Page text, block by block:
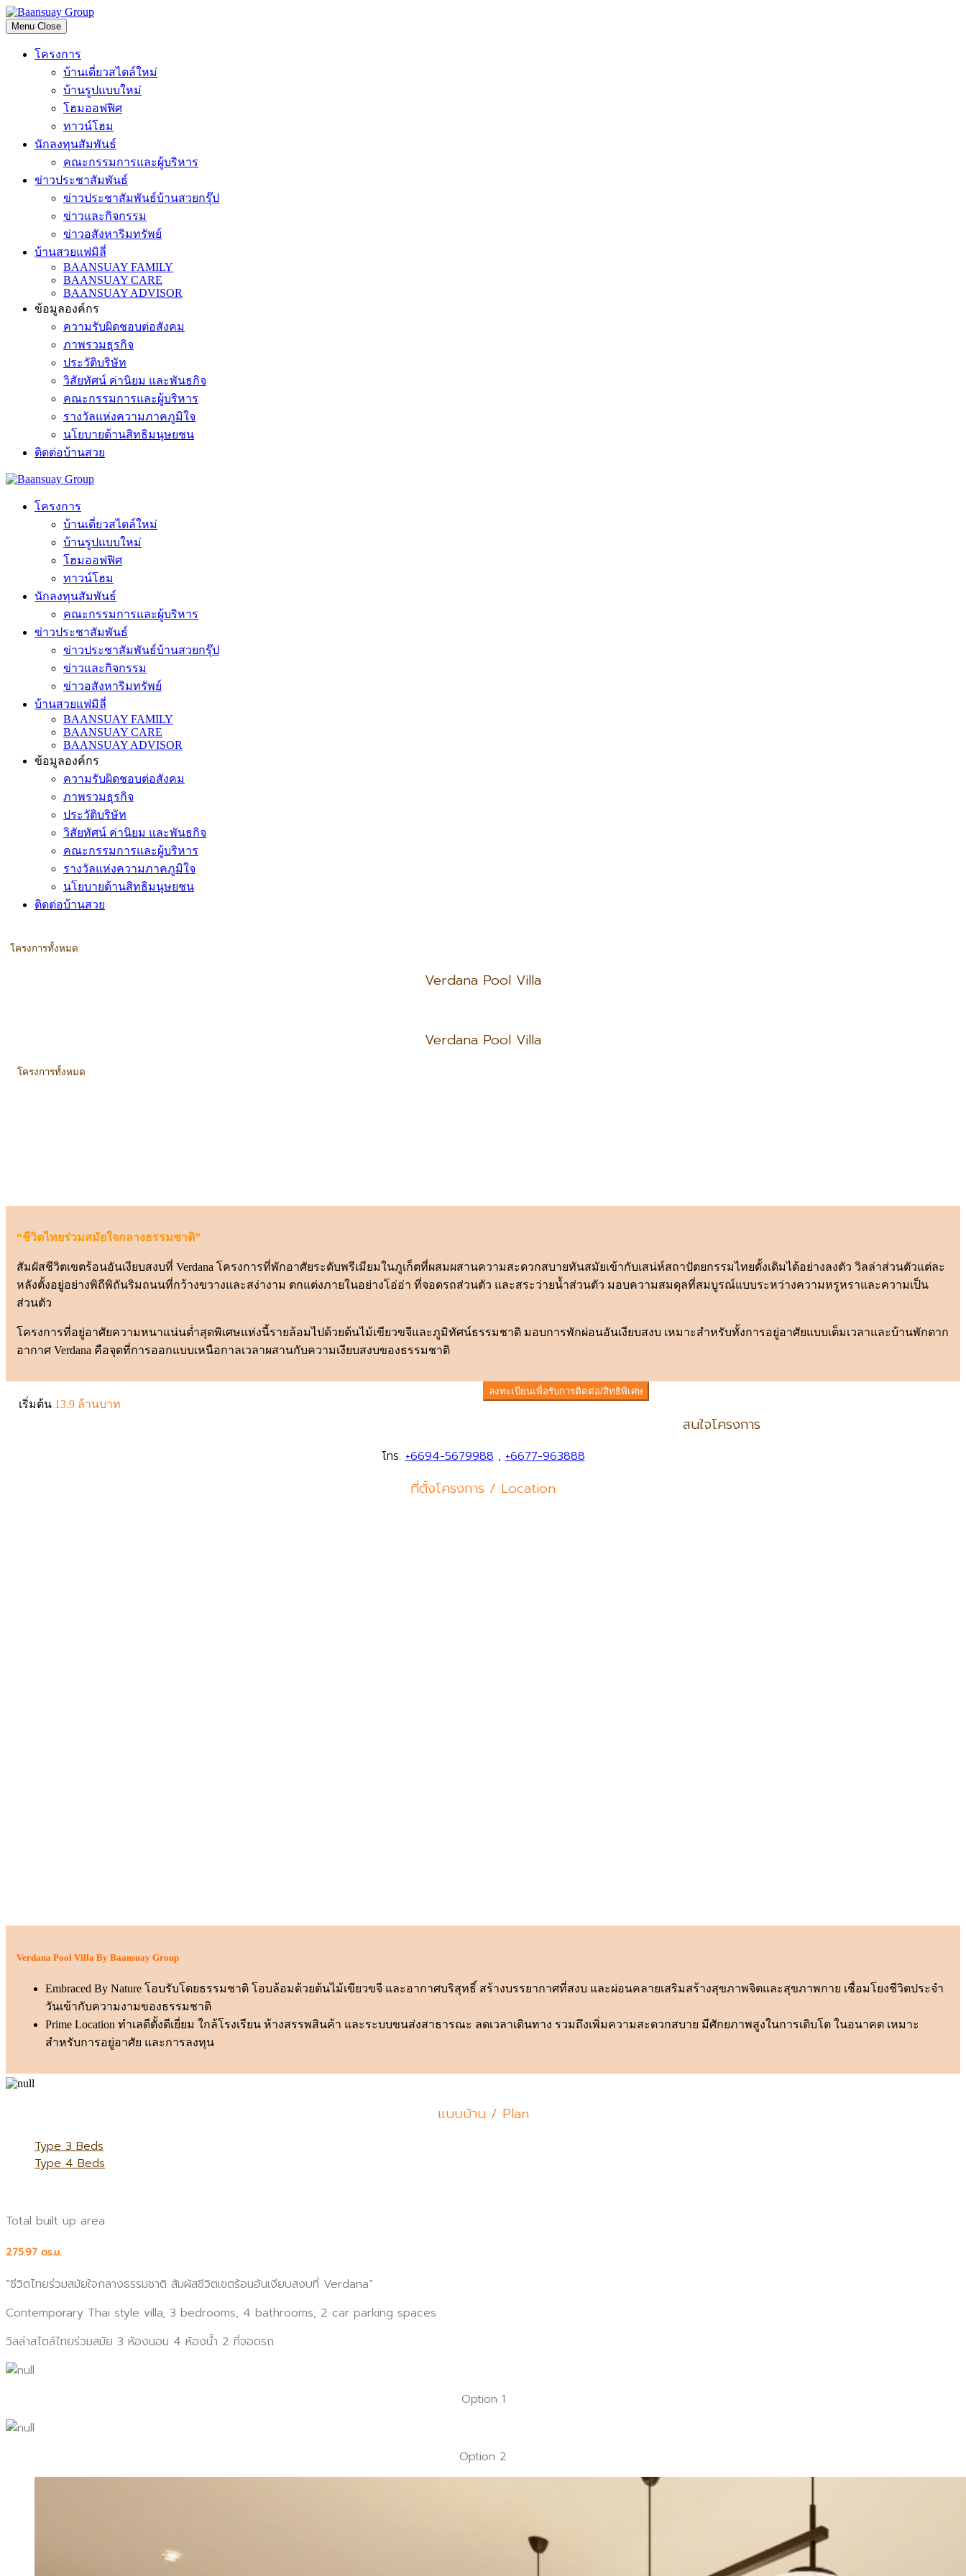
Skip
to
content
Menu Close
โครงการ
บ้านเดี่ยวสไตล์ใหม่
บ้านรูปแบบใหม่
โฮมออฟฟิศ
ทาวน์โฮม
นักลงทุนสัมพันธ์
คณะกรรมการและผู้บริหาร
ข่าวประชาสัมพันธ์
ข่าวประชาสัมพันธ์บ้านสวยกรุ๊ป
ข่าวและกิจกรรม
ข่าวอสังหาริมทรัพย์
บ้านสวยแฟมิลี่
BAANSUAY FAMILY
BAANSUAY CARE
BAANSUAY ADVISOR
ข้อมูลองค์กร
ความรับผิดชอบต่อสังคม
ภาพรวมธุรกิจ
ประวัติบริษัท
วิสัยทัศน์ ค่านิยม และพันธกิจ
คณะกรรมการและผู้บริหาร
รางวัลแห่งความภาคภูมิใจ
นโยบายด้านสิทธิมนุษยชน
ติดต่อบ้านสวย
โครงการ
บ้านเดี่ยวสไตล์ใหม่
บ้านรูปแบบใหม่
โฮมออฟฟิศ
ทาวน์โฮม
นักลงทุนสัมพันธ์
คณะกรรมการและผู้บริหาร
ข่าวประชาสัมพันธ์
ข่าวประชาสัมพันธ์บ้านสวยกรุ๊ป
ข่าวและกิจกรรม
ข่าวอสังหาริมทรัพย์
บ้านสวยแฟมิลี่
BAANSUAY FAMILY
BAANSUAY CARE
BAANSUAY ADVISOR
ข้อมูลองค์กร
ความรับผิดชอบต่อสังคม
ภาพรวมธุรกิจ
ประวัติบริษัท
วิสัยทัศน์ ค่านิยม และพันธกิจ
คณะกรรมการและผู้บริหาร
รางวัลแห่งความภาคภูมิใจ
นโยบายด้านสิทธิมนุษยชน
ติดต่อบ้านสวย
โครงการทั้งหมด
Verdana Pool Villa
Verdana Pool Villa
โครงการทั้งหมด
“ชีวิตไทยร่วมสมัยใจกลางธรรมชาติ”
สัมผัสชีวิตเขตร้อนอันเงียบสงบที่ Verdana โครงการที่พักอาศัยระดับพรีเมียมในภูเก็ตที่ผสมผสานความสะดวกสบายทันสมัยเข้ากับเสน่ห์สถาปัตยกรรมไทยดั้งเดิมได้อย่างลงตัว วิลล่าส่วนตัวแต่ละ
หลังตั้งอยู่อย่างพิถีพิถันริมถนนที่กว้างขวางและสง่างาม ตกแต่งภายในอย่างโอ่อ่า ที่จอดรถส่วนตัว และสระว่ายน้ำส่วนตัว มอบความสมดุลที่สมบูรณ์แบบระหว่างความหรูหราและความเป็น
ส่วนตัว
โครงการที่อยู่อาศัยความหนาแน่นต่ำสุดพิเศษแห่งนี้รายล้อมไปด้วยต้นไม้เขียวขจีและภูมิทัศน์ธรรมชาติ มอบการพักผ่อนอันเงียบสงบ เหมาะสำหรับทั้งการอยู่อาศัยแบบเต็มเวลาและบ้านพักตาก
อากาศ Verdana คือจุดที่การออกแบบเหนือกาลเวลาผสานกับความเงียบสงบของธรรมชาติ
เริ่มต้น 13.9 ล้านบาท
ลงทะเบียนเพื่อรับการติดต่อ/สิทธิพิเศษ
สนใจโครงการ
โทร.+6694-5679988,+6677-963888
ที่ตั้งโครงการ / Location
Verdana Pool Villa By Baansuay Group
Embraced By Nature โอบรับโดยธรรมชาติ โอบล้อมด้วยต้นไม้เขียวขจี และอากาศบริสุทธิ์ สร้างบรรยากาศที่สงบ และผ่อนคลายเสริมสร้างสุขภาพจิตและสุขภาพกาย เชื่อมโยงชีวิตประจำ
วันเข้ากับความงามของธรรมชาติ
Prime Location ทำเลดีตั้งดีเยี่ยม ใกล้โรงเรียน ห้างสรรพสินค้า และระบบขนส่งสาธารณะ ลดเวลาเดินทาง รวมถึงเพิ่มความสะดวกสบาย มีศักยภาพสูงในการเติบโต ในอนาคต เหมาะ
สำหรับการอยู่อาศัย และการลงทุน
แบบบ้าน / Plan
Type 3 Beds
Type 4 Beds
Total built up area
275.97 ตร.ม.
“ชีวิตไทยร่วมสมัยใจกลางธรรมชาติ สัมผัสชีวิตเขตร้อนอันเงียบสงบที่ Verdana”
Contemporary Thai style villa, 3 bedrooms, 4 bathrooms, 2 car parking spaces
วิลล่าสไตล์ไทยร่วมสมัย 3 ห้องนอน 4 ห้องน้ำ 2 ที่จอดรถ
Option 1
Option 2